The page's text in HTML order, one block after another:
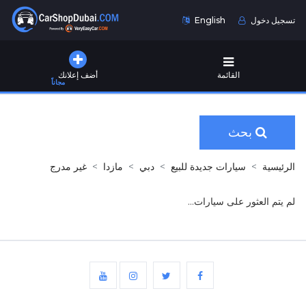
English تسجيل دخول
أضف إعلانك
مجاناً
القائمة
بحث
الرئيسية سيارات جديدة للبيع دبي مازدا غير مدرج
لم يتم العثور على سيارات...